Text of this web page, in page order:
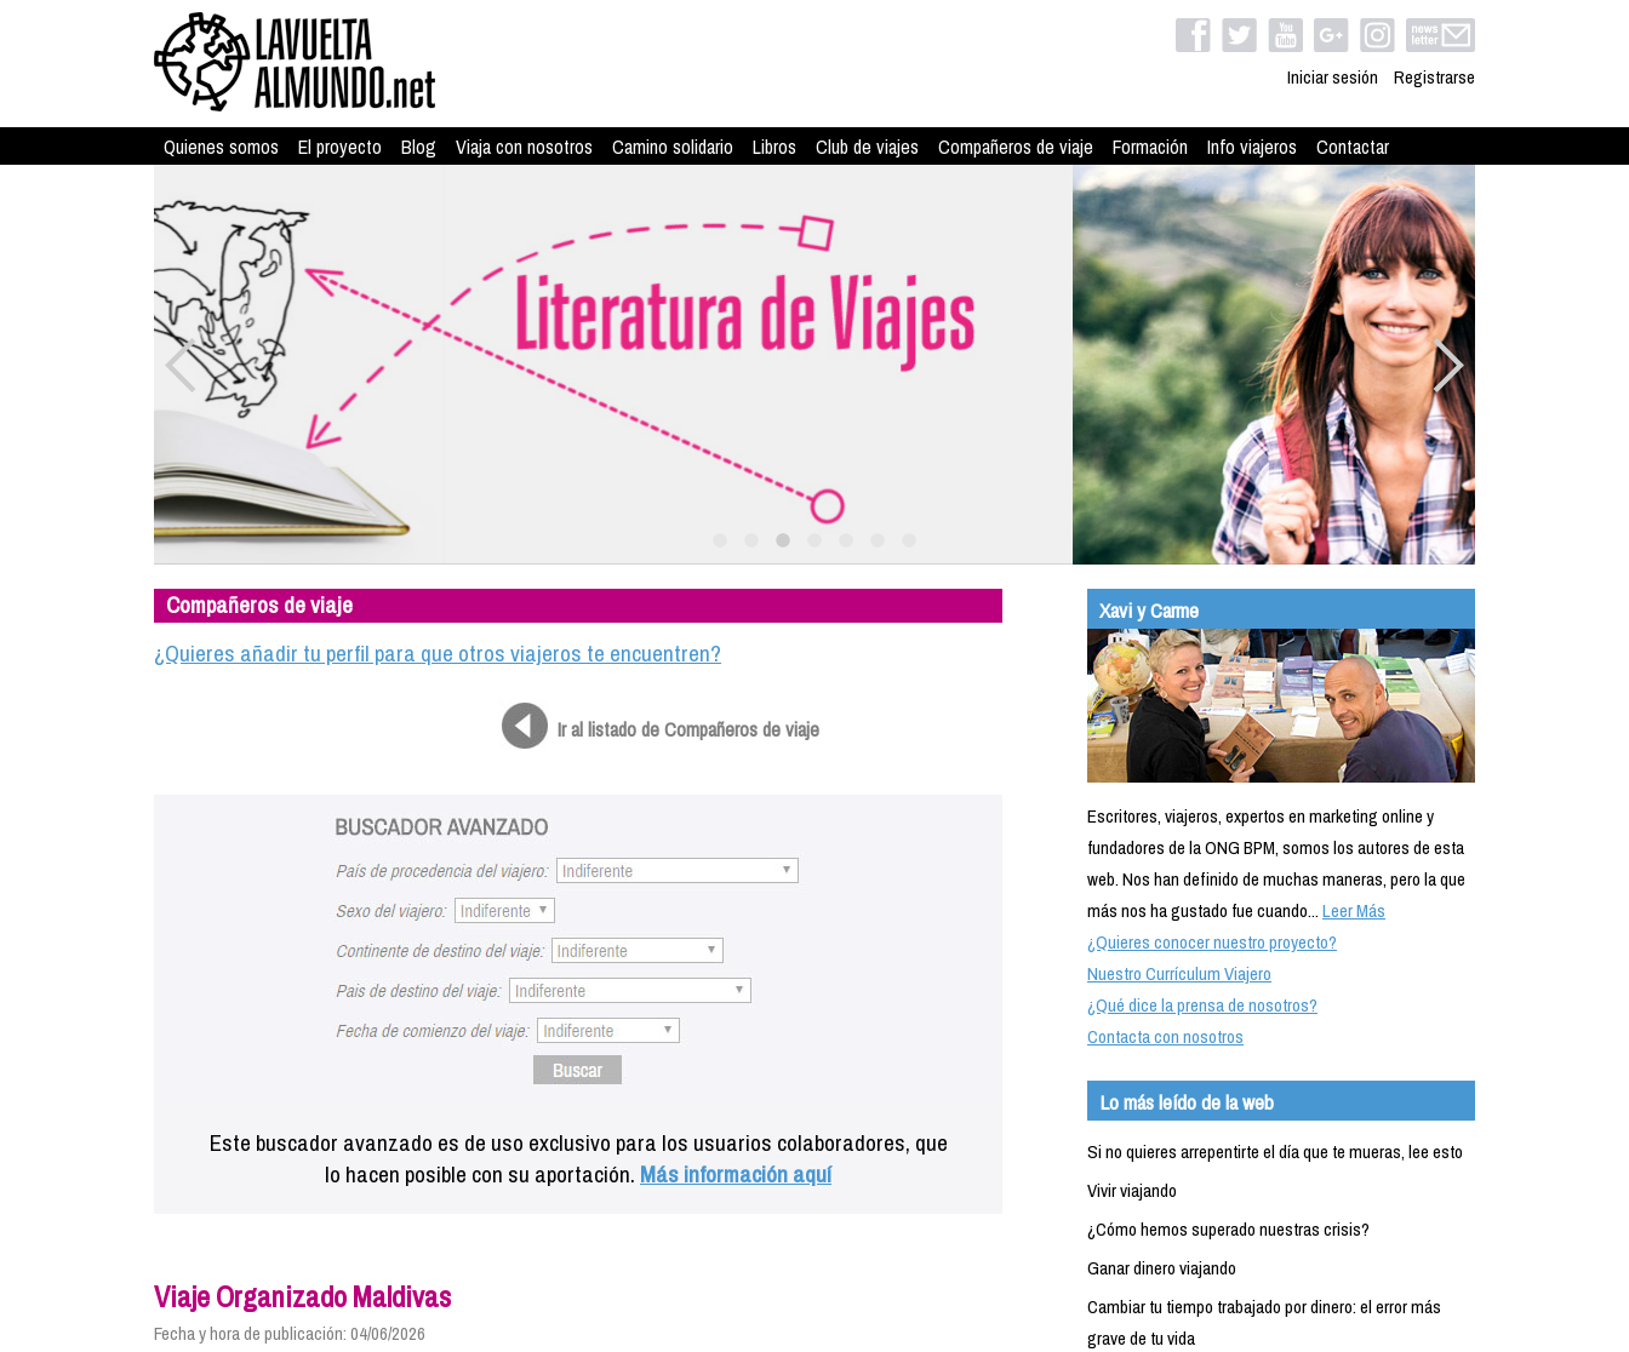
Iniciar sesión Registrarse
Quienes somos El proyecto Blog Viaja con nosotros Camino solidario Libros Club de viajes Compañeros de viaje Formación Info viajeros Contactar
Compañeros de viaje
¿Quieres añadir tu perfil para que otros viajeros te encuentren?
Ir al listado de Compañeros de viaje
Este buscador avanzado es de uso exclusivo para los usuarios colaboradores, que
lo hacen posible con su aportación. Más información aquí
Viaje Organizado Maldivas
Fecha y hora de publicación: 04/06/2026
Xavi y Carme
Escritores, viajeros, expertos en marketing online y
fundadores de la ONG BPM, somos los autores de esta
web. Nos han definido de muchas maneras, pero la que
más nos ha gustado fue cuando...Leer Más
¿Quieres conocer nuestro proyecto?
Nuestro Currículum Viajero
¿Qué dice la prensa de nosotros?
Contacta con nosotros
Lo más leído de la web
Si no quieres arrepentirte el día que te mueras, lee esto
Vivir viajando
¿Cómo hemos superado nuestras crisis?
Ganar dinero viajando
Cambiar tu tiempo trabajado por dinero: el error más
grave de tu vida